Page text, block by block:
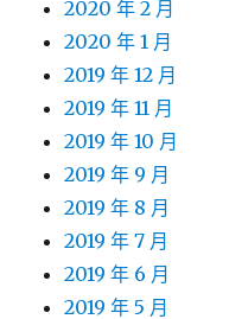
2020 年 2 月
2020 年 1 月
2019 年 12 月
2019 年 11 月
2019 年 10 月
2019 年 9 月
2019 年 8 月
2019 年 7 月
2019 年 6 月
2019 年 5 月